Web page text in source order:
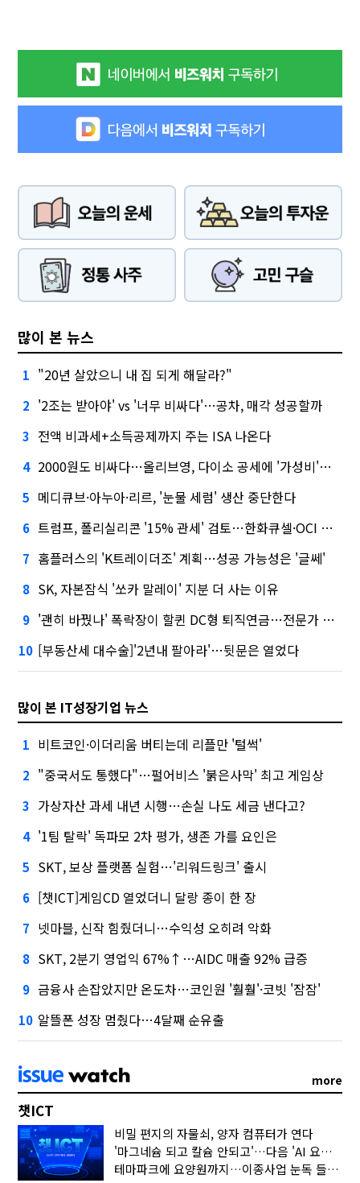
많이 본 뉴스
1 "20년 살았으니 내 집 되게 해달라?"
2 '2조는 받아야' vs '너무 비싸다'…공차, 매각 성공할까
3 전액 비과세+소득공제까지 주는 ISA 나온다
4 2000원도 비싸다…올리브영, 다이소 공세에 '가성비'로 맞불
5 메디큐브·아누아·리르, '눈물 세럼' 생산 중단한다
6 트럼프, 폴리실리콘 '15% 관세' 검토…한화큐셀·OCI 영향은?
7 홈플러스의 'K트레이더조' 계획…성공 가능성은 '글쎄'
8 SK, 자본잠식 '쏘카 말레이' 지분 더 사는 이유
9 '괜히 바꿨나' 폭락장이 할퀸 DC형 퇴직연금…전문가 조언은
10 [부동산세 대수술]'2년내 팔아라'…뒷문은 열었다
많이 본 IT성장기업 뉴스
1 비트코인·이더리움 버티는데 리플만 '털썩'
2 "중국서도 통했다"…펄어비스 '붉은사막' 최고 게임상
3 가상자산 과세 내년 시행…손실 나도 세금 낸다고?
4 '1팀 탈락' 독파모 2차 평가, 생존 가를 요인은
5 SKT, 보상 플랫폼 실험…'리워드링크' 출시
6 [챗ICT]게임CD 열었더니 달랑 종이 한 장
7 넷마블, 신작 힘줬더니…수익성 오히려 악화
8 SKT, 2분기 영업익 67%↑…AIDC 매출 92% 급증
9 금융사 손잡았지만 온도차…코인원 '훨훨'·코빗 '잠잠'
10 알뜰폰 성장 멈췄다…4달째 순유출
more
챗ICT
비밀 편지의 자물쇠, 양자 컴퓨터가 연다
'마그네슘 되고 칼슘 안되고'…다음 'AI 요약' 갈 길은
테마파크에 요양원까지…이종사업 눈독 들이는 게임사